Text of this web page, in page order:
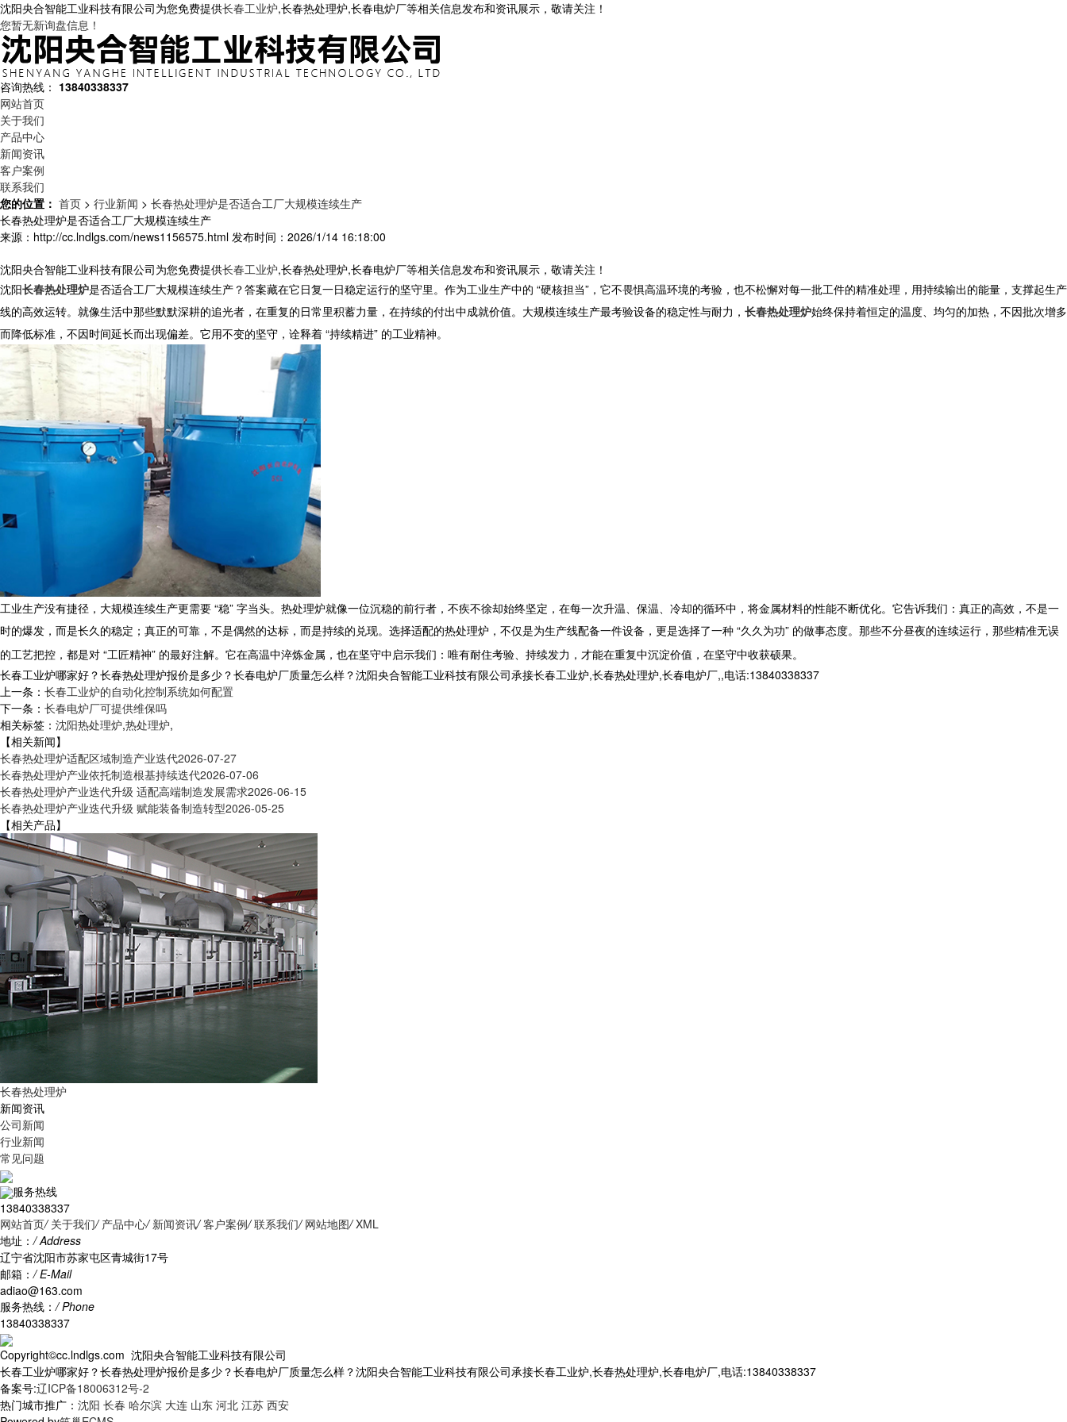
沈阳央合智能工业科技有限公司为您免费提供长春工业炉,长春热处理炉,长春电炉厂等相关信息发布和资讯展示，敬请关注！
您暂无新询盘信息！
咨询热线： 13840338337
网站首页
关于我们
产品中心
新闻资讯
客户案例
联系我们
您的位置： 首页 > 行业新闻 > 长春热处理炉是否适合工厂大规模连续生产
长春热处理炉是否适合工厂大规模连续生产
来源：http://cc.lndlgs.com/news1156575.html 发布时间：2026/1/14 16:18:00
沈阳央合智能工业科技有限公司为您免费提供长春工业炉,长春热处理炉,长春电炉厂等相关信息发布和资讯展示，敬请关注！
沈阳长春热处理炉是否适合工厂大规模连续生产？答案藏在它日复一日稳定运行的坚守里。作为工业生产中的 “硬核担当” ，它不畏惧高温环境的考验，也不松懈对每一批工件的精准处理，用持续输出的能量，支撑起生产
线的高效运转。就像生活中那些默默深耕的追光者，在重复的日常里积蓄力量，在持续的付出中成就价值。大规模连续生产最考验设备的稳定性与耐力， 长春热处理炉始终保持着恒定的温度、均匀的加热，不因批次增多
而降低标准，不因时间延长而出现偏差。它用不变的坚守，诠释着 “持续精进” 的工业精神。
工业生产没有捷径，大规模连续生产更需要 “稳” 字当头。 热处理炉就像一位沉稳的前行者，不疾不徐却始终坚定，在每一次升温、保温、冷却的循环中，将金属材料的性能不断优化。它告诉我们：真正的高效，不是一
时的爆发，而是长久的稳定；真正的可靠，不是偶然的达标，而是持续的兑现。选择适配的热处理炉，不仅是为生产线配备一件设备，更是选择了一种 “久久为功” 的做事态度。那些不分昼夜的连续运行，那些精准无误
的工艺把控，都是对 “工匠精神” 的最好注解。它在高温中淬炼金属，也在坚守中启示我们：唯有耐住考验、持续发力，才能在重复中沉淀价值，在坚守中收获硕果。
长春工业炉哪家好？长春热处理炉报价是多少？长春电炉厂质量怎么样？沈阳央合智能工业科技有限公司承接长春工业炉,长春热处理炉,长春电炉厂,,电话:13840338337
上一条： 长春工业炉的自动化控制系统如何配置
下一条： 长春电炉厂可提供维保吗
相关标签： 沈阳热处理炉,热处理炉,
【相关新闻】
长春热处理炉适配区域制造产业迭代2026-07-27
长春热处理炉产业依托制造根基持续迭代2026-07-06
长春热处理炉产业迭代升级 适配高端制造发展需求2026-06-15
长春热处理炉产业迭代升级 赋能装备制造转型2026-05-25
【相关产品】
长春热处理炉
新闻资讯
公司新闻
行业新闻
常见问题
服务热线
13840338337
网站首页/ 关于我们/ 产品中心/ 新闻资讯/ 客户案例/ 联系我们/ 网站地图/ XML
地址：/ Address
辽宁省沈阳市苏家屯区青城街17号
邮箱：/ E-Mail
adiao@163.com
服务热线：/ Phone
13840338337
Copyright©cc.lndlgs.com 沈阳央合智能工业科技有限公司
长春工业炉哪家好？长春热处理炉报价是多少？长春电炉厂质量怎么样？沈阳央合智能工业科技有限公司承接长春工业炉,长春热处理炉,长春电炉厂,电话:13840338337
备案号:辽ICP备18006312号-2
热门城市推广： 沈阳 长春 哈尔滨 大连 山东 河北 江苏 西安